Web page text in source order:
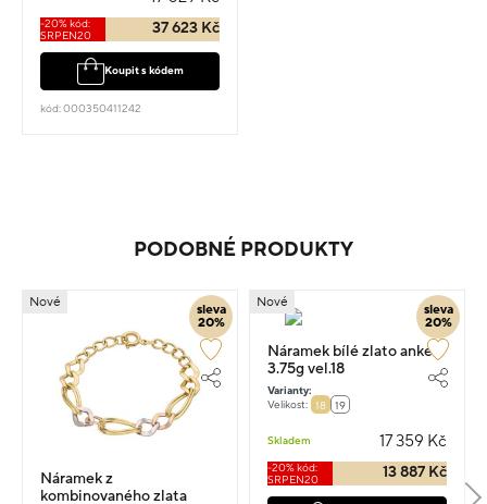
-20% kód:
SRPEN20
37 623 Kč
Koupit s kódem
kód: 000350411242
PODOBNÉ PRODUKTY
sleva
20%
Nové
Náramek z
kombinovaného zlata
sleva
20%
Nové
Náramek bílé zlato anker
3.75g vel.18
Varianty:
Velikost:
18 19
Skladem 17 359 Kč
-20% kód:
SRPEN20
13 887 Kč